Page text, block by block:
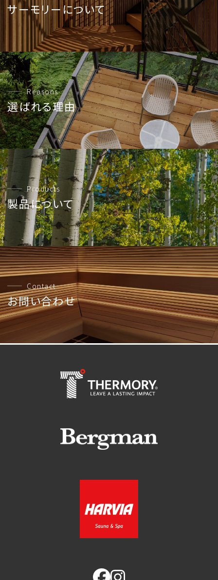
サーモリーについて
Reasons
選ばれる理由
Products
製品について
Contact
お問い合わせ